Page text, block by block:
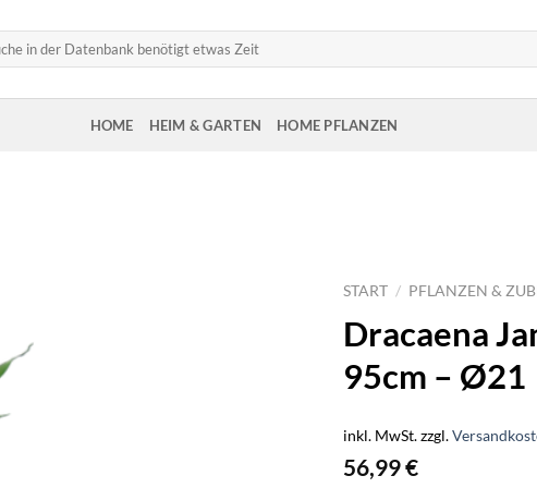
HOME HEIM & GARTEN HOME PFLANZEN
START / PFLANZEN &
Dracaena
95cm – Ø21
inkl. MwSt.zzgl.
56,99€